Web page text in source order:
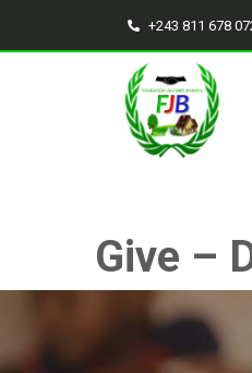
+243 811 678
Give –